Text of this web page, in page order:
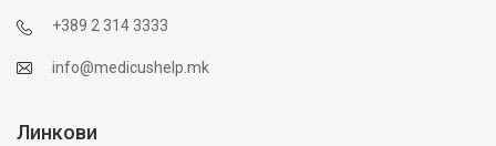
+389 2 314 3333
info@medicushelp.mk
Линкови